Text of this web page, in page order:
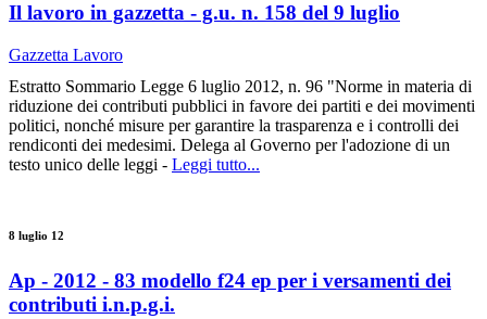
Il lavoro in gazzetta - g.u. n. 158 del 9 luglio
Gazzetta Lavoro
Estratto Sommario Legge 6 luglio 2012, n. 96 "Norme in materia di
riduzione dei contributi pubblici in favore dei partiti e dei movimenti
politici, nonché misure per garantire la trasparenza e i controlli dei
rendiconti dei medesimi. Delega al Governo per l'adozione di un
testo unico delle leggi - Leggi tutto...
8 luglio 12
Ap - 2012 - 83 modello f24 ep per i versamenti dei
contributi i.n.p.g.i.